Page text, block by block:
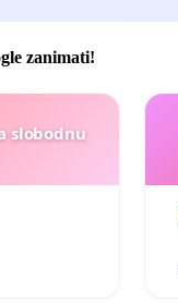
zanimati!
slobodnu